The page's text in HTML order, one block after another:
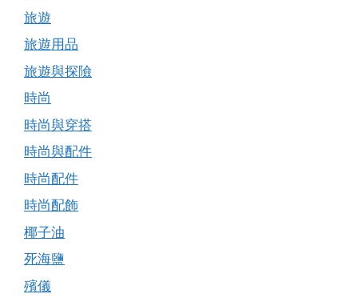
旅遊
旅遊用品
旅遊與探險
時尚
時尚與穿搭
時尚與配件
時尚配件
時尚配飾
椰子油
死海鹽
殯儀